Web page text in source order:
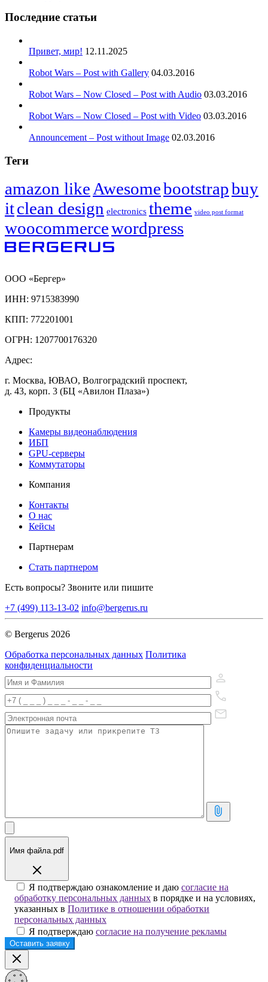
Последние статьи
Привет, мир! 12.11.2025
Robot Wars – Post with Gallery 04.03.2016
Robot Wars – Now Closed – Post with Audio 03.03.2016
Robot Wars – Now Closed – Post with Video 03.03.2016
Announcement – Post without Image 02.03.2016
Теги
amazon like Awesomebootstrapbuy
itclean design electronics theme video post format
woocommercewordpress
ООО «Бергер»
ИНН: 9715383990
КПП: 772201001
ОГРН: 1207700176320
Адрес:
г. Москва, ЮВАО, Волгоградский проспект,
д. 43, корп. 3 (БЦ «Авилон Плаза»)
Продукты
Камеры видеонаблюдения
ИБП
GPU-серверы
Коммутаторы
Компания
Контакты
О нас
Кейсы
Партнерам
Стать партнером
Есть вопросы? Звоните или пишите
+7 (499) 113-13-02 info@bergerus.ru
© Bergerus 2026
Обработка персональных данных Политика
конфиденциальности
Имя файла.pdf
Я подтверждаю ознакомление и даю согласие на
обработку персональных данных в порядке и на условиях,
указанных в Политике в отношении обработки
персональных данных
Я подтверждаю согласие на получение рекламы